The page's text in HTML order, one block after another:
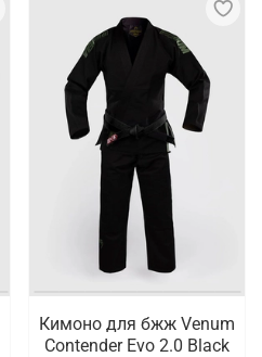
Кимоно для бжж Venum
Contender Evo 2.0 Black